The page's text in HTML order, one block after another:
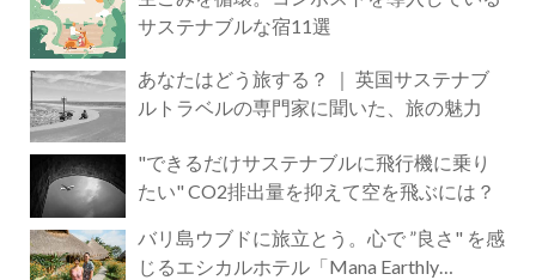
サステナブルな宿11選
あなたはどう旅する？ ｜ 英国サステナブ
ルトラベルの専門家に聞いた、旅の魅力
"できるだけサステナブルに飛行機に乗り
たい" CO2排出量を抑えて空を飛ぶには？
バリ島ウブドに旅立とう。心で ”良さ" を感
じるエシカルホテル「Mana Earthly